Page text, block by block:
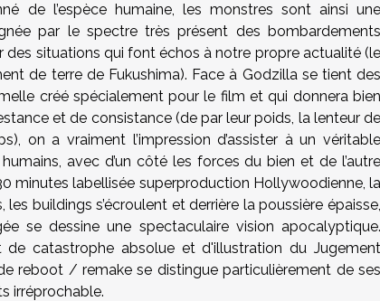
de l’espèce humaine, les monstres sont ainsi une
par le spectre très présent des bombardements
des situations qui font échos à notre propre actualité (le
de terre de Fukushima). Face à Godzilla se tient des
créé spécialement pour le film et qui donnera bien
et de consistance (de par leur poids, la lenteur de
on a vraiment l’impression d’assister à un véritable
avec d’un côté les forces du bien et de l’autre
minutes labellisée superproduction Hollywoodienne, la
buildings s’écroulent et derrière la poussière épaisse,
se dessine une spectaculaire vision apocalyptique.
catastrophe absolue et d'illustration du Jugement
reboot / remake se distingue particulièrement de ses
irréprochable.